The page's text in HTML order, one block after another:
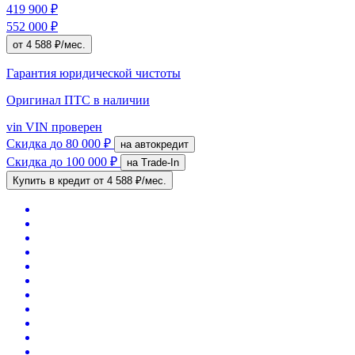
419 900 ₽
552 000 ₽
от 4 588 ₽/мес.
Гарантия юридической чистоты
Оригинал ПТС в наличии
vin VIN проверен
Скидка до 80 000 ₽ на автокредит
Скидка до 100 000 ₽
на Trade-In
Купить в кредит от 4 588 ₽/мес.